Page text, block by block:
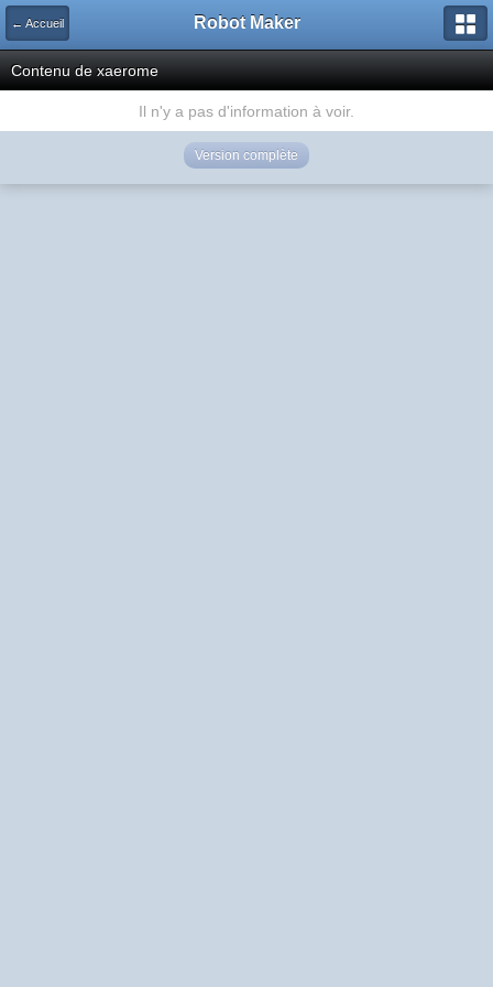
← Accueil Robot Maker
Contenu de xaerome
Il n'y a pas d'information à voir.
Version complète